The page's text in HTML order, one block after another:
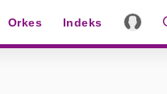
Orkes Indeks